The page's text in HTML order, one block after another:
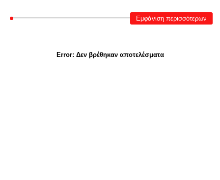
Εμφάνιση περισσότερων
Error: Δεν βρέθηκαν αποτελέσματα